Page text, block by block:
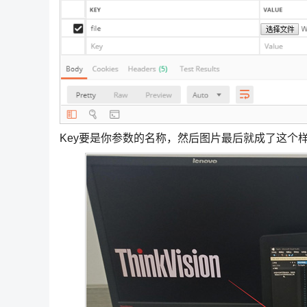
Key要是你参数的名称，然后图片最后就成了这个